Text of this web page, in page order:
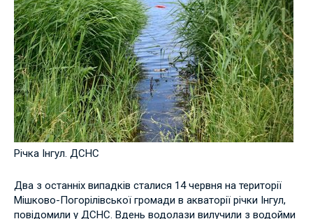
Річка Інгул. ДСНС
Два з останніх випадків сталися 14 червня на території
Мішково-Погорілівської громади в акваторії річки Інгул,
повідомили у ДСНС. Вдень водолази вилучили з водойми